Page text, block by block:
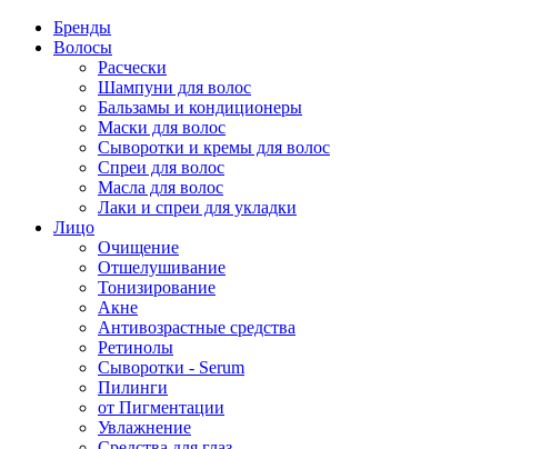
Бренды
Волосы
Расчески
Шампуни для волос
Бальзамы и кондиционеры
Маски для волос
Сыворотки и кремы для волос
Спреи для волос
Масла для волос
Лаки и спреи для укладки
Лицо
Очищение
Отшелушивание
Тонизирование
Акне
Антивозрастные средства
Ретинолы
Сыворотки - Serum
Пилинги
от Пигментации
Увлажнение